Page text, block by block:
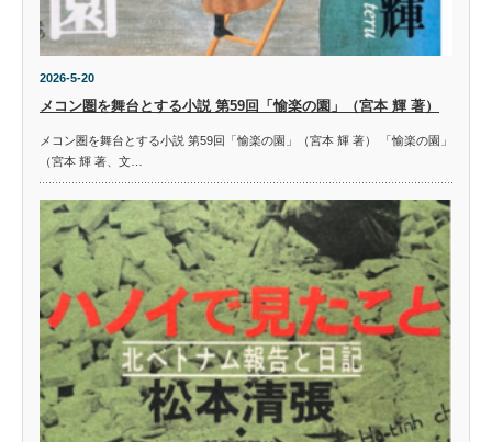
2026-5-20
メコン圏を舞台とする小説 第59回「愉楽の園」（宮本 輝 著）
メコン圏を舞台とする小説 第59回「愉楽の園」（宮本 輝 著） 「愉楽の園」
（宮本 輝 著、文…